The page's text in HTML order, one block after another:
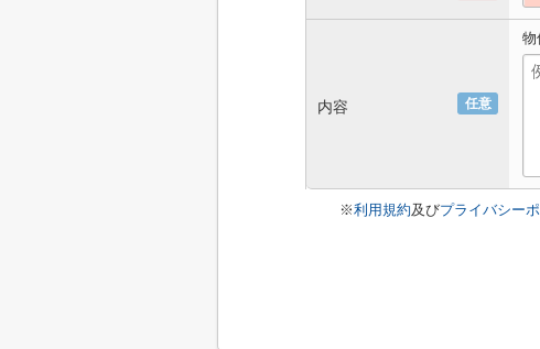
内容 任意
物
※利用規約及びプライバシー